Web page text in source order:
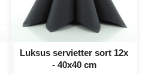
Luksus servietter sort 12x
- 40x40 cm